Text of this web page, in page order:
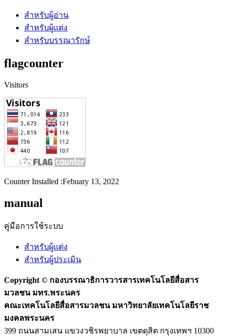
สำหรับผู้อ่าน
สำหรับผู้แต่ง
สำหรับบรรณารักษ์
flagcounter
Visitors
Counter Installed :Febuary 13, 2022
manual
คู่มือการใช้ระบบ
สำหรับผู้แต่ง
สำหรับผู้ประเมิน
Copyright © กองบรรณาธิการวารสารเทคโนโลยีสื่อสาร
มวลชน มทร.พระนคร
คณะเทคโนโลยีสื่อสารมวลชน มหาวิทยาลัยเทคโนโลยีราช
มงคลพระนคร
399 ถนนสามเสน แขวงวชิรพยาบาล เขตดุสิต กรุงเทพฯ 10300